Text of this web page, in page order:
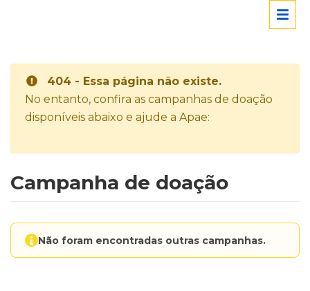
404 - Essa página não existe.
No entanto, confira as campanhas de doação
disponíveis abaixo e ajude a Apae:
Campanha de doação
Não foram encontradas outras campanhas.